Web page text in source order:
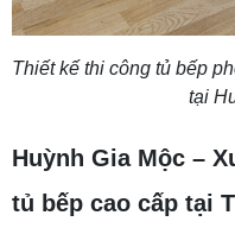
Thiết kế thi công tủ bếp
tại
Huỳnh Gia Mộc –
tủ bếp cao cấp tại